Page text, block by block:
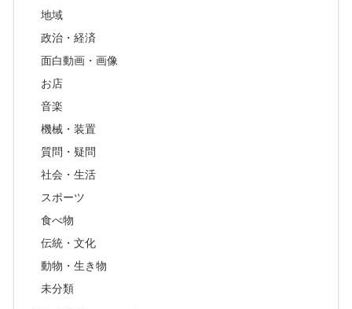
地域
政治・経済
面白動画・画像
お店
音楽
機械・装置
質問・疑問
社会・生活
スポーツ
食べ物
伝統・文化
動物・生き物
未分類